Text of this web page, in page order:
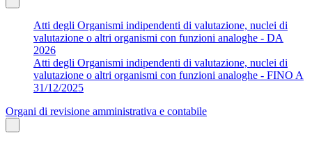
Atti degli Organismi indipendenti di valutazione, nuclei di
valutazione o altri organismi con funzioni analoghe - DA
2026
Atti degli Organismi indipendenti di valutazione, nuclei di
valutazione o altri organismi con funzioni analoghe - FINO A
31/12/2025
Organi di revisione amministrativa e contabile